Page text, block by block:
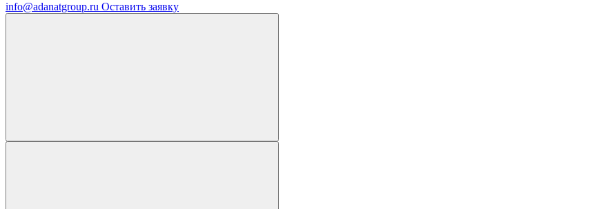
info@adanatgroup.ru Оставить заявку